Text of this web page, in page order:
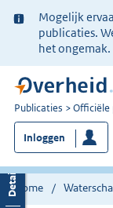
Ter
informatie:
Mogelijk
publicaties.
het ongemak.
U
bent
nu
hier:
Publicaties Officiële
Inloggen
Home